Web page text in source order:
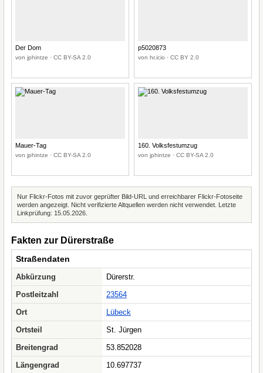
Der Dom
von jphintze · CC BY-SA 2.0
p5020873
von hr.icio · CC BY 2.0
Mauer-Tag
von jphintze · CC BY-SA 2.0
160. Volksfestumzug
von jphintze · CC BY-SA 2.0
Nur Flickr-Fotos mit zuvor geprüfter Bild-URL und erreichbarer Flickr-Fotoseite
werden angezeigt. Nicht verifizierte Altquellen werden nicht verwendet. Letzte
Linkprüfung: 15.05.2026.
Fakten zur Dürerstraße
Straßendaten
Abkürzung
Dürerstr.
Postleitzahl
23564
Ort
Lübeck
Ortsteil
St. Jürgen
Breitengrad
53.852028
Längengrad
10.697737